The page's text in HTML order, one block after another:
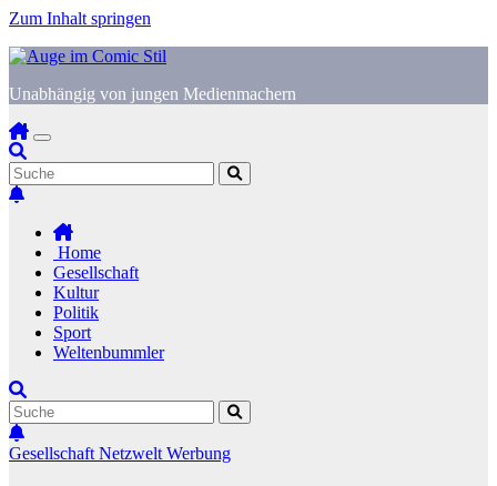
Zum Inhalt springen
Unabhängig von jungen Medienmachern
Home
Gesellschaft
Kultur
Politik
Sport
Weltenbummler
Gesellschaft Netzwelt Werbung